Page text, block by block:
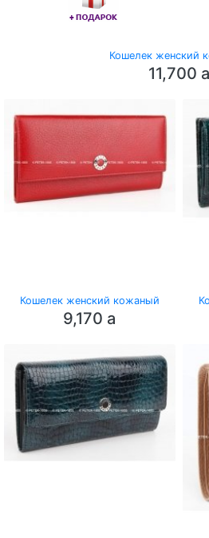
Кошелек женский
11,700 a
Кошелек женский кожаный
9,170 a